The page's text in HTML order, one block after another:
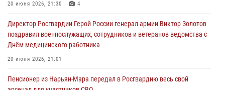
20 июня 2026, 21:30 4
Директор Росгвардии Герой России генерал армии Виктор Золотов
поздравил военнослужащих, сотрудников и ветеранов ведомства с
Днём медицинского работника
20 июня 2026, 21:01
Пенсионер из Нарьян-Мара передал в Росгвардию весь свой